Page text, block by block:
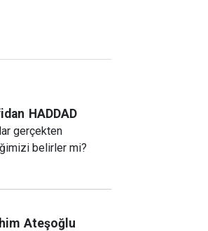
HADDAD
gerçekten
belirler mi?
Ateşoğlu